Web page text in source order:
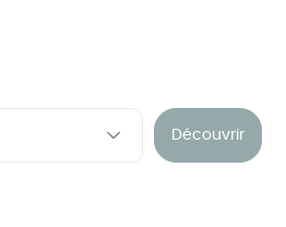
Découvrir